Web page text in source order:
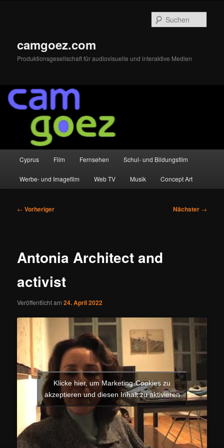
camgoez.com
Produktionsgesellschaft für audiovisuelle und interaktive Medien
Cyprus Film Fernsehen Schul- und Bildungsfilm
Werbe- und Imagefilm Web TV Musik Concept Art
Beitragsnavigation
← Vorheriger Nächster →
Antonia Architect and
activist
Veröffentlicht am24. April 2022
Klicke hier, um Marketing-Cookies zu
akzeptieren und diesen Inhalt zu aktivieren